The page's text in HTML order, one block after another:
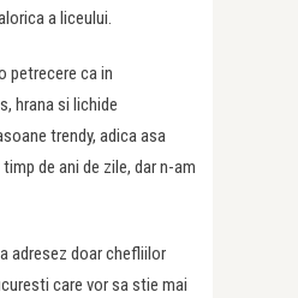
a liceului.
petrecere ca in
hrana si lichide
trendy, adica asa
de ani de zile, dar n-am
adresez doar chefliilor
care vor sa stie mai